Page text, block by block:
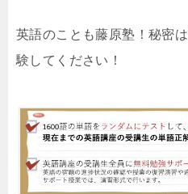
英語のことも藤原塾！秘密
験してください！